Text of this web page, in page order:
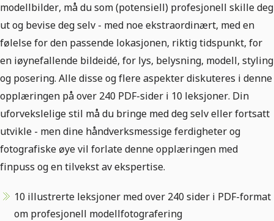
modellbilder, må du som (potensiell) profesjonell skille deg
ut og bevise deg selv - med noe ekstraordinært, med en
følelse for den passende lokasjonen, riktig tidspunkt, for
en iøynefallende bildeidé, for lys, belysning, modell, styling
og posering. Alle disse og flere aspekter diskuteres i denne
opplæringen på over 240 PDF-sider i 10 leksjoner. Din
uforvekslelige stil må du bringe med deg selv eller fortsatt
utvikle - men dine håndverksmessige ferdigheter og
fotografiske øye vil forlate denne opplæringen med
finpuss og en tilvekst av ekspertise.
10 illustrerte leksjoner med over 240 sider i PDF-format
om profesjonell modellfotografering